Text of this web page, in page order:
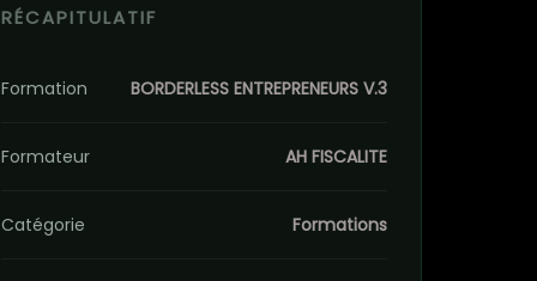
RÉCAPITULATIF
Formation BORDERLESS ENTREPRENEURS V.3
Formateur AH FISCALITE
Catégorie Formations